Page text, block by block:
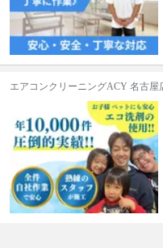
エアコンクリーニングACY 名古屋